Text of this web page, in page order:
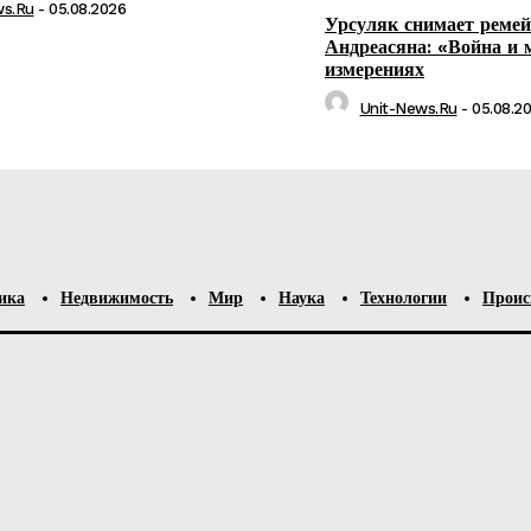
- 05.08.2026
Урсуляк снимает
Андреасяна: «Война и
измерениях
Unit-News.ru -
Недвижимость Мир Наука Технологии